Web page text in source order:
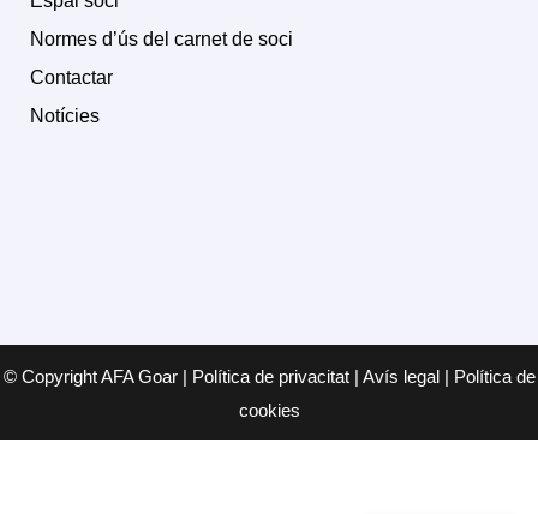
Normes d’ús del carnet de soci
Contactar
Notícies
© Copyright AFA Goar | Política de privacitat | Avís legal | Política de
cookies